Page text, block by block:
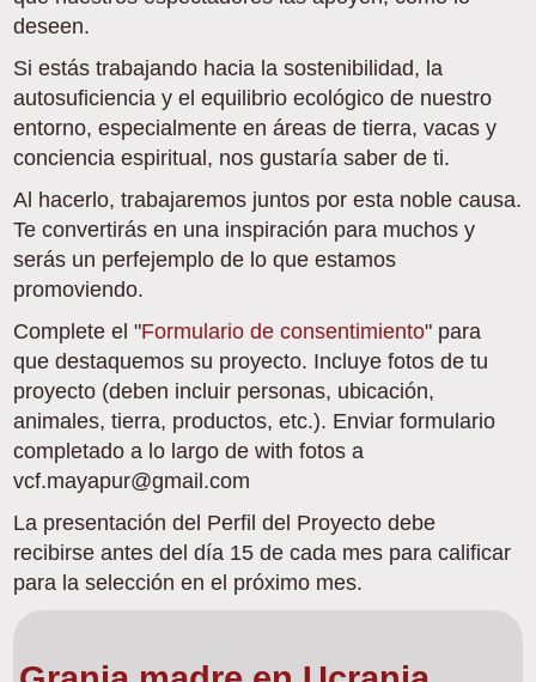
deseen.
Si estás trabajando hacia la sostenibilidad, la
autosuficiencia y el equilibrio ecológico de nuestro
entorno, especialmente en áreas de tierra, vacas y
conciencia espiritual, nos gustaría saber de ti.
Al hacerlo, trabajaremos juntos por esta noble causa.
Te convertirás en una inspiración para muchos y
serás un perfejemplo de lo que estamos
promoviendo.
Complete el "Formulario de consentimiento" para
que destaquemos su proyecto. Incluye fotos de tu
proyecto (deben incluir personas, ubicación,
animales, tierra, productos, etc.). Enviar formulario
completado a lo largo de with fotos a
vcf.mayapur@gmail.com
La presentación del Perfil del Proyecto debe
recibirse antes del día 15 de cada mes para calificar
para la selección en el próximo mes.